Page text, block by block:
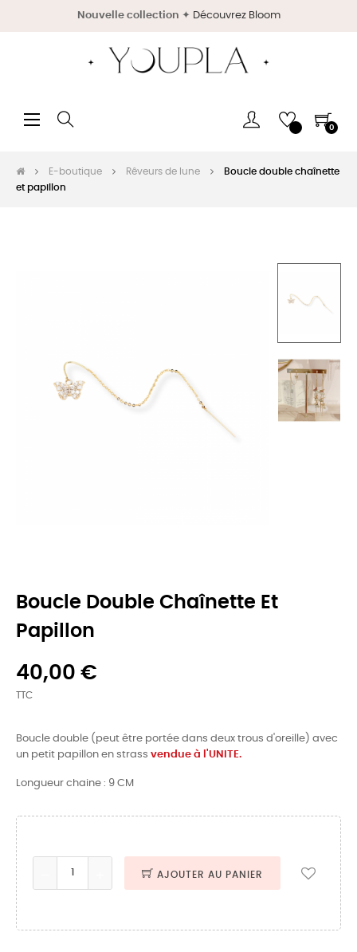
Nouvelle collection ✦ Découvrez Bloom
Basculer
☰ 0
E-boutique Rêveurs de lune
Boucle double chaînette
et papillon
Boucle Double Chaînette Et
Papillon
40,00 €
TTC
Boucle double (peut être portée dans deux trous d'oreille) avec
un petit papillon en strass vendue à l'UNITE.
Longueur chaine : 9 CM
AJOUTER AU PANIER